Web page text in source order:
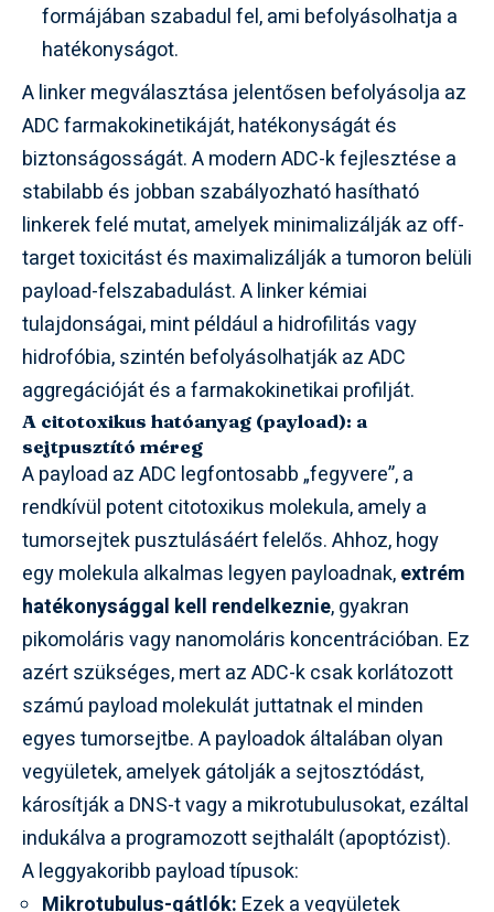
formájában szabadul fel, ami befolyásolhatja a
hatékonyságot.
A linker megválasztása jelentősen befolyásolja az
ADC farmakokinetikáját, hatékonyságát és
biztonságosságát. A modern ADC-k fejlesztése a
stabilabb és jobban szabályozható hasítható
linkerek felé mutat, amelyek minimalizálják az off-
target toxicitást és maximalizálják a tumoron belüli
payload-felszabadulást. A linker kémiai
tulajdonságai, mint például a hidrofilitás vagy
hidrofóbia, szintén befolyásolhatják az ADC
aggregációját és a farmakokinetikai profilját.
A citotoxikus hatóanyag (payload): a
sejtpusztító méreg
A payload az ADC legfontosabb „fegyvere”, a
rendkívül potent citotoxikus molekula, amely a
tumorsejtek pusztulásáért felelős. Ahhoz, hogy
egy molekula alkalmas legyen payloadnak,extrém
hatékonysággal kell rendelkeznie, gyakran
pikomoláris vagy nanomoláris koncentrációban. Ez
azért szükséges, mert az ADC-k csak korlátozott
számú payload molekulát juttatnak el minden
egyes tumorsejtbe. A payloadok általában olyan
vegyületek, amelyek gátolják a sejtosztódást,
károsítják a DNS-t vagy a mikrotubulusokat, ezáltal
indukálva a programozott sejthalált (apoptózist).
A leggyakoribb payload típusok:
Mikrotubulus-gátlók: Ezek a vegyületek